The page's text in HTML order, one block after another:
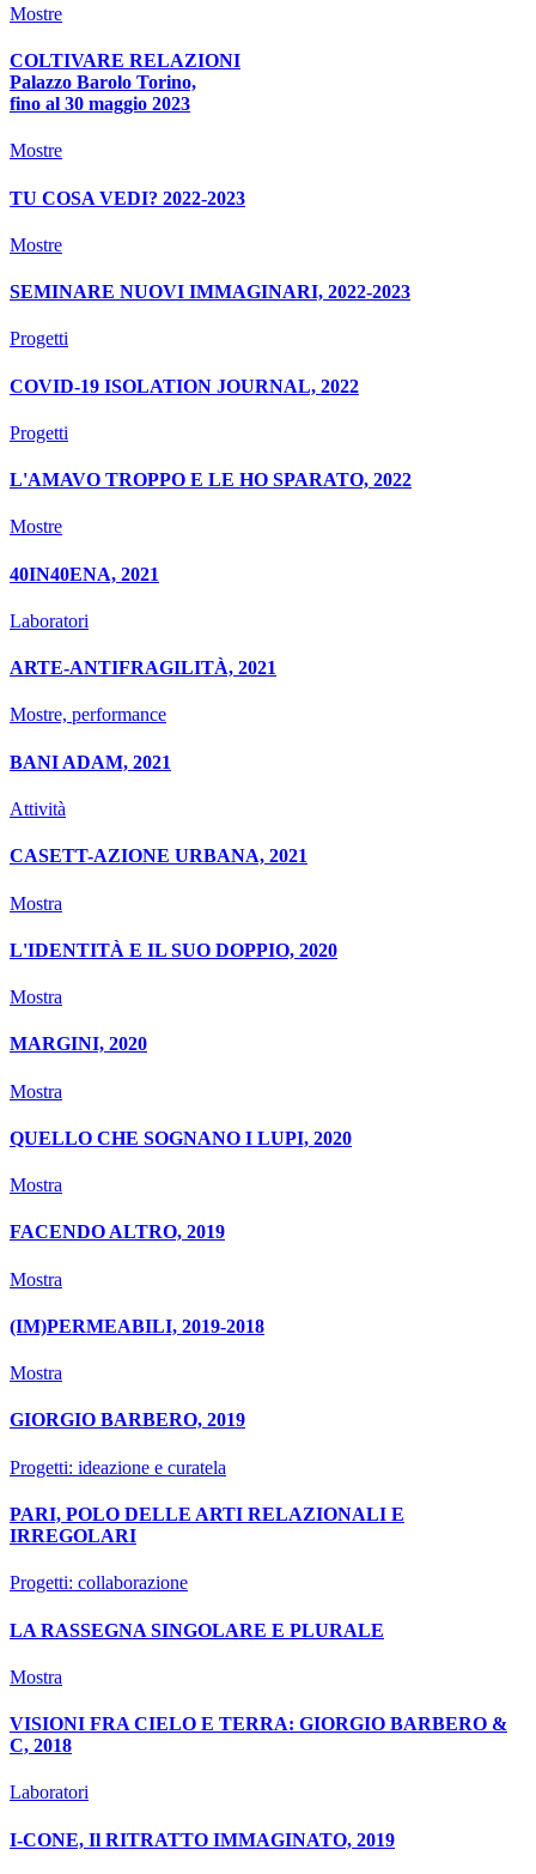
Mostre
COLTIVARE RELAZIONI
Palazzo Barolo Torino,
fino al 30 maggio 2023
Mostre
TU COSA VEDI? 2022-2023
Mostre
SEMINARE NUOVI IMMAGINARI, 2022-2023
Progetti
COVID-19 ISOLATION JOURNAL, 2022
Progetti
L'AMAVO TROPPO E LE HO SPARATO, 2022
Mostre
40IN40ENA, 2021
Laboratori
ARTE-ANTIFRAGILITÀ, 2021
Mostre, performance
BANI ADAM, 2021
Attività
CASETT-AZIONE URBANA, 2021
Mostra
L'IDENTITÀ E IL SUO DOPPIO, 2020
Mostra
MARGINI, 2020
Mostra
QUELLO CHE SOGNANO I LUPI, 2020
Mostra
FACENDO ALTRO, 2019
Mostra
(IM)PERMEABILI, 2019-2018
Mostra
GIORGIO BARBERO, 2019
Progetti: ideazione e curatela
PARI, POLO DELLE ARTI RELAZIONALI E
IRREGOLARI
Progetti: collaborazione
LA RASSEGNA SINGOLARE E PLURALE
Mostra
VISIONI FRA CIELO E TERRA: GIORGIO BARBERO &
C, 2018
Laboratori
I-CONE, Il RITRATTO IMMAGINATO, 2019